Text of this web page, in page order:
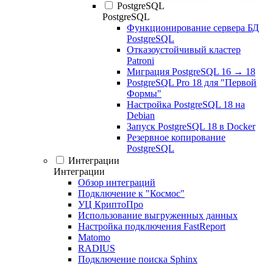
PostgreSQL
PostgreSQL
Функционирование сервера БД
PostgreSQL
Отказоустойчивый кластер
Patroni
Миграция PostgreSQL 16 → 18
PostgreSQL Pro 18 для "Первой
Формы"
Настройка PostgreSQL 18 на
Debian
Запуск PostgreSQL 18 в Docker
Резервное копирование
PostgreSQL
Интеграции
Интеграции
Обзор интеграций
Подключение к "Космос"
УЦ КриптоПро
Использование выгруженных данных
Настройка подключения FastReport
Matomo
RADIUS
Подключение поиска Sphinx